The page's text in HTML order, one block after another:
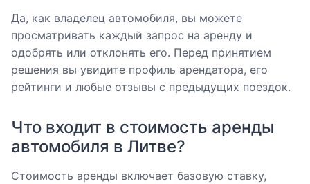
Да, как владелец автомобиля, вы можете
просматривать каждый запрос на аренду и
одобрять или отклонять его. Перед принятием
решения вы увидите профиль арендатора, его
рейтинги и любые отзывы с предыдущих поездок.
Что входит в стоимость аренды
автомобиля в Литве?
Стоимость аренды включает базовую ставку,